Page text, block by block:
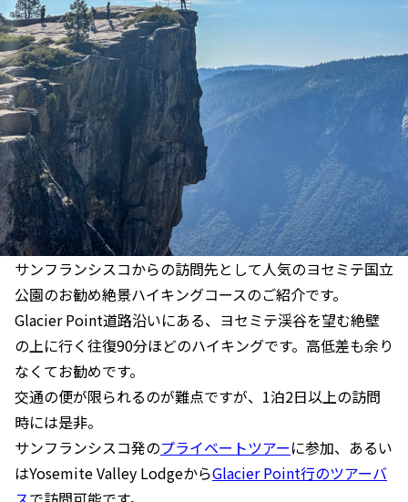
サンフランシスコからの訪問先として人気のヨセミテ国立
公園のお勧め絶景ハイキングコースのご紹介です。
Glacier Point道路沿いにある、ヨセミテ渓谷を望む絶壁
の上に行く往復90分ほどのハイキングです。高低差も余り
なくてお勧めです。
交通の便が限られるのが難点ですが、1泊2日以上の訪問
時には是非。
サンフランシスコ発のプライベートツアーに参加、あるい
はYosemite Valley LodgeからGlacier Point行のツアーバ